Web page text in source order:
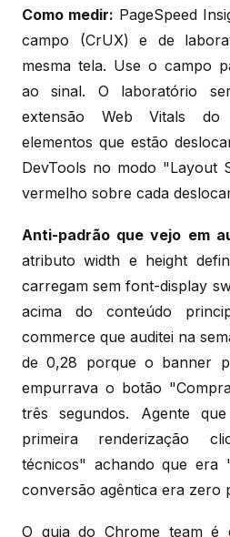
Como medir: PageSpeed
campo (CrUX) e de
mesma tela. Use o campo
ao sinal. O laboratório
extensão Web Vitals
elementos que estão
DevTools no modo "Layout
vermelho sobre cada
Anti-padrão que vejo em
atributo width e height
carregam sem font-display
acima do conteúdo
commerce que auditei na
de 0,28 porque o banner
empurrava o botão
três segundos. Agente
primeira renderização
técnicos" achando que era
conversão agêntica era zero
O guia do Chrome team é